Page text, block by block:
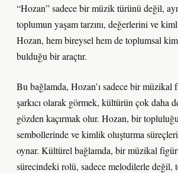
“Hozan” sadece bir müzik türünü değil,
toplumun yaşam tarzını, değerlerini ve
Hozan, hem bireysel hem de toplumsal
bulduğu bir araçtır.
Bu bağlamda, Hozan’ı sadece bir müzikal
şarkıcı olarak görmek, kültürün çok daha
gözden kaçırmak olur. Hozan, bir
sembollerinde ve kimlik oluşturma
oynar. Kültürel bağlamda, bir müzikal
sürecindeki rolü, sadece melodilerle değil,